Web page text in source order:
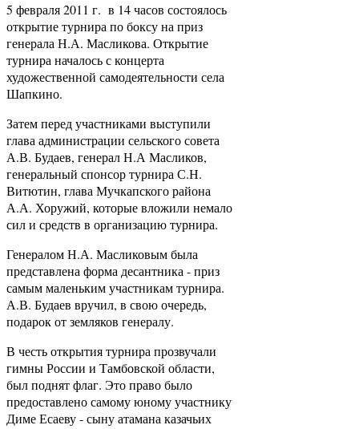
5 февраля 2011 г. в 14 часов состоялось
открытие турнира по боксу на приз
генерала Н.А. Масликова. Открытие
турнира началось с концерта
художественной самодеятельности села
Шапкино.
Затем перед участниками выступили
глава администрации сельского совета
А.В. Будаев, генерал Н.А Масликов,
генеральный спонсор турнира С.Н.
Витютин, глава Мучкапского района
А.А. Хоружий, которые вложили немало
сил и средств в организацию турнира.
Генералом Н.А. Масликовым была
представлена форма десантника - приз
самым маленьким участникам турнира.
А.В. Будаев вручил, в свою очередь,
подарок от земляков генералу.
В честь открытия турнира прозвучали
гимны России и Тамбовской области,
был поднят флаг. Это право было
предоставлено самому юному участнику
Диме Есаеву - сыну атамана казачьих